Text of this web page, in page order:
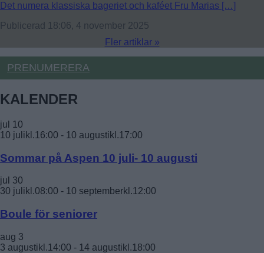
Det numera klassiska bageriet och kaféet Fru Marias […]
Publicerad 18:06, 4 november 2025
Fler artiklar »
PRENUMERERA
KALENDER
jul 10
10 julikl.16:00 - 10 augustikl.17:00
Sommar på Aspen 10 juli- 10 augusti
jul 30
30 julikl.08:00 - 10 septemberkl.12:00
Boule för seniorer
aug 3
3 augustikl.14:00 - 14 augustikl.18:00